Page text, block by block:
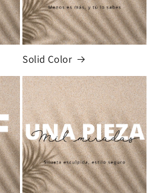
Solid Color